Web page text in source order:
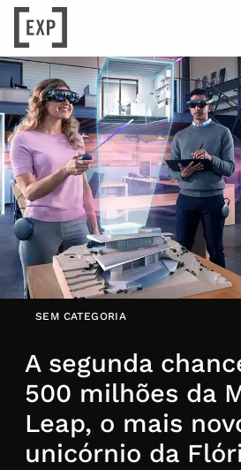
SEM CATEGORIA
A segunda
500 milhões da
Leap, o mais
unicórnio da